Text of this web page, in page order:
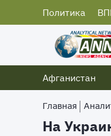
Политика
Афганистан
Главная
На